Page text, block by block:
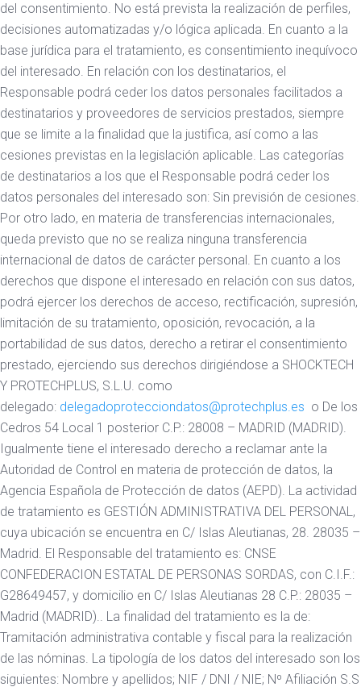
del consentimiento. No está prevista la realización de perfiles,
decisiones automatizadas y/o lógica aplicada. En cuanto a la
base jurídica para el tratamiento, es consentimiento inequívoco
del interesado. En relación con los destinatarios, el
Responsable podrá ceder los datos personales facilitados a
destinatarios y proveedores de servicios prestados, siempre
que se limite a la finalidad que la justifica, así como a las
cesiones previstas en la legislación aplicable. Las categorías
de destinatarios a los que el Responsable podrá ceder los
datos personales del interesado son: Sin previsión de cesiones.
Por otro lado, en materia de transferencias internacionales,
queda previsto que no se realiza ninguna transferencia
internacional de datos de carácter personal. En cuanto a los
derechos que dispone el interesado en relación con sus datos,
podrá ejercer los derechos de acceso, rectificación, supresión,
limitación de su tratamiento, oposición, revocación, a la
portabilidad de sus datos, derecho a retirar el consentimiento
prestado, ejerciendo sus derechos dirigiéndose a SHOCKTECH
Y PROTECHPLUS, S.L.U. como
delegado: delegadoprotecciondatos@protechplus.es o De los
Cedros 54 Local 1 posterior C.P.: 28008 – MADRID (MADRID).
Igualmente tiene el interesado derecho a reclamar ante la
Autoridad de Control en materia de protección de datos, la
Agencia Española de Protección de datos (AEPD). La actividad
de tratamiento es GESTIÓN ADMINISTRATIVA DEL PERSONAL,
cuya ubicación se encuentra en C/ Islas Aleutianas, 28. 28035 –
Madrid. El Responsable del tratamiento es: CNSE
CONFEDERACION ESTATAL DE PERSONAS SORDAS, con C.I.F.:
G28649457, y domicilio en C/ Islas Aleutianas 28 C.P.: 28035 –
Madrid (MADRID).. La finalidad del tratamiento es la de:
Tramitación administrativa contable y fiscal para la realización
de las nóminas. La tipología de los datos del interesado son los
siguientes: Nombre y apellidos; NIF / DNI / NIE; Nº Afiliación S.S